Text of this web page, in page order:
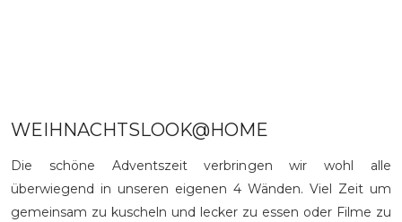
WEIHNACHTSLOOK@HOME
Die schöne Adventszeit verbringen wir wohl alle
überwiegend in unseren eigenen 4 Wänden. Viel Zeit um
gemeinsam zu kuscheln und lecker zu essen oder Filme zu